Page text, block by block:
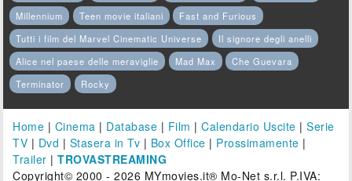
Millennium
Teen movie italiani
Fast and Furious
Tutti i film del Marvel Cinematic Universe
Il signore degli anelli
Alice nel paese delle meraviglie
Mad Max
Che Guevara
Terminator
Rocky
Home | Cinema | Database | Film |Calendario Uscite |Serie
TV | Dvd | Stasera in Tv | Box Office | Prossimamente |
Trailer |TROVASTREAMING
Copyright© 2000 - 2026 MYmovies.it® Mo-Net s.r.l. P.IVA: